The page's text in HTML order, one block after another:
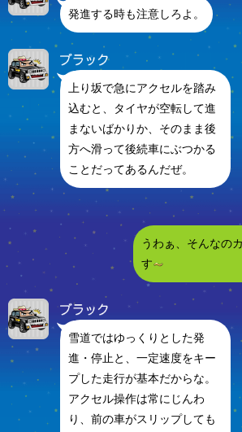
発進する時も注意しろよ。
上り坂で急にアクセルを踏み
込むと、タイヤが空転して進
まないばかりか、そのまま後
方へ滑って後続車にぶつかる
ことだってあるんだぜ。
うわぁ、そんなの
す
雪道ではゆっくりとした発
進・停止と、一定速度をキー
プした走行が基本だからな。
アクセル操作は常にじんわ
り、前の車がスリップしても